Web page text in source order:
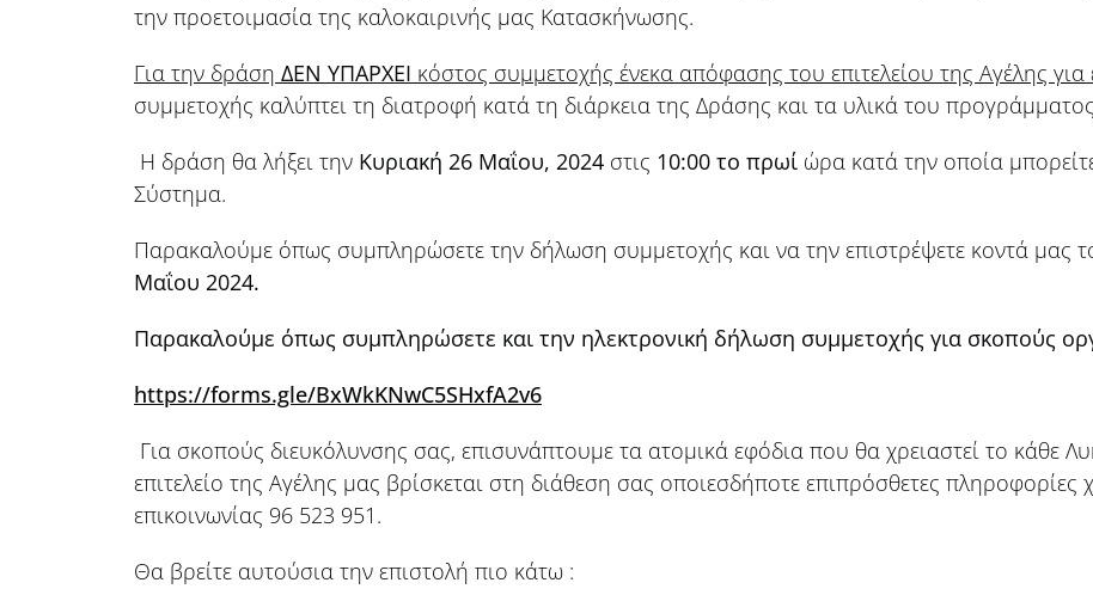
την προετοιμασία της καλοκαιρινής μας Κατασκήνωσης.
Για την δράση ΔΕΝ ΥΠΑΡΧΕΙ κόστος συμμετοχής ένεκα απόφασης του επιτελείου της Αγέλης
συμμετοχής καλύπτει τη διατροφή κατά τη διάρκεια της Δράσης και τα υλικά του
Η δράση θα λήξει την Κυριακή 26 Μαΐου, 2024 στις 10:00 το πρωί ώρα κατά την οποία
Σύστημα.
Παρακαλούμε όπως συμπληρώσετε την δήλωση συμμετοχής και να την επιστρέψετε κοντά μας
Μαΐου 2024.
Παρακαλούμε όπως συμπληρώσετε και την ηλεκτρονική δήλωση συμμετοχής για σκοπούς
https://forms.gle/BxWkKNwC5SHxfA2v6
Για σκοπούς διευκόλυνσης σας, επισυνάπτουμε τα ατομικά εφόδια που θα χρειαστεί το κάθε
επιτελείο της Αγέλης μας βρίσκεται στη διάθεση σας οποιεσδήποτε επιπρόσθετες πληροφορίες
επικοινωνίας 96 523 951.
Θα βρείτε αυτούσια την επιστολή πιο κάτω :